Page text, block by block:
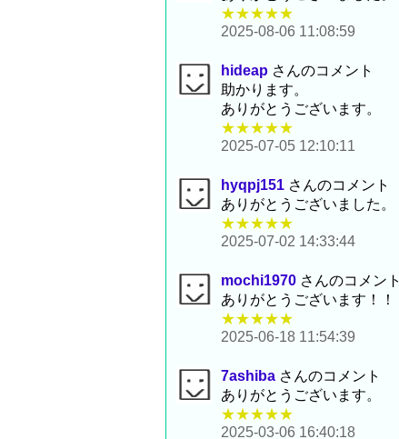
★★★★★
2025-08-06 11:08:59
hideap さんのコメント
助かります。
ありがとうございます。
★★★★★
2025-07-05 12:10:11
hyqpj151 さんのコメント
ありがとうございました。
★★★★★
2025-07-02 14:33:44
mochi1970 さんのコメント
ありがとうございます！！
★★★★★
2025-06-18 11:54:39
7ashiba さんのコメント
ありがとうございます。
★★★★★
2025-03-06 16:40:18